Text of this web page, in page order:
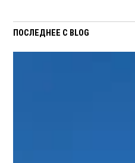
ПОСЛЕДНЕЕ С BLOG